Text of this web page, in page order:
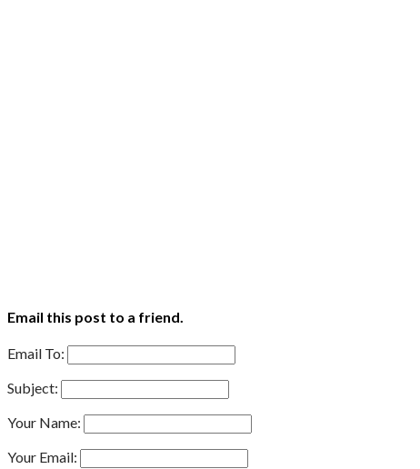
Email this post to a friend.
Email To:
Subject:
Your Name:
Your Email: